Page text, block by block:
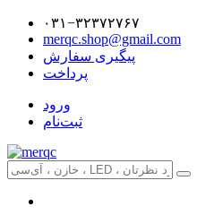
۰۳۱−۳۲۳۷۲۷۶۷
merqc.shop@gmail.com
پیگیری سفارش
پرداخت
ورود
ثبت‌نام